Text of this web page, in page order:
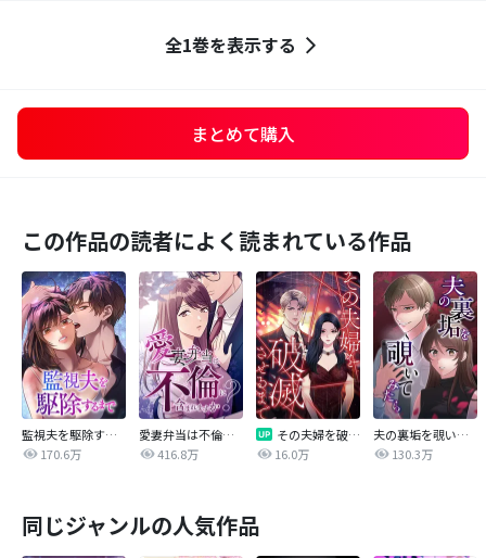
全1巻を表示する
まとめて購入
この作品の読者によく読まれている作品
監視夫を駆除するまで
170.6万
愛妻弁当は不倫に含まれますか？
416.8万
その夫婦を破滅させるまで
16.0万
夫の裏垢を覗いてみたら
130.3万
同じジャンルの人気作品